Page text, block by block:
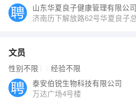
山东华夏良子健康管理有限公司
济南历下解放路62号华夏良子
文员
性别不限 经验不限
泰安伯锐生物科技有限公司
万达广场4号楼